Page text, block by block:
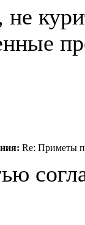
не
Re: Приметы